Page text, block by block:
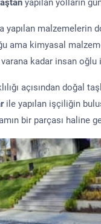
yapılan yolların
yapılan malzemelerin
ama kimyasal
kadar insan oğlu
açısından
ile yapılan işçiliğin
bir parçası haline